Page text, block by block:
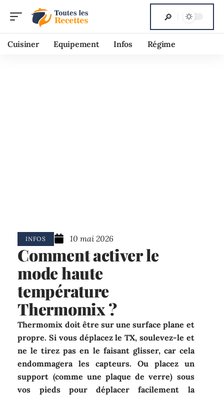
Cuisiner Equipement Infos Régime
INFOS 10 mai 2026
Comment activer le
mode haute
température
Thermomix ?
Thermomix doit être sur une surface plane et
propre. Si vous déplacez le TX, soulevez-le et
ne le tirez pas en le faisant glisser, car cela
endommagera les capteurs. Ou placez un
support (comme une plaque de verre) sous
vos pieds pour déplacer facilement la